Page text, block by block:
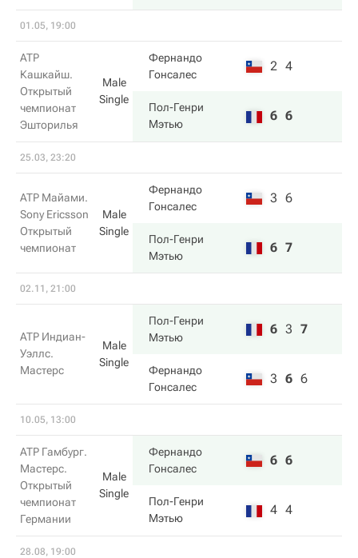
01.05, 19:00
ATP
Кашкайш.
Открытый
чемпионат
Эшторилья
Male
Single
Фернандо
Гонсалес
2 4
Пол-Генри
Мэтью
6 6
25.03, 23:20
ATP Майами.
Sony Ericsson
Открытый
чемпионат
Male
Single
Фернандо
Гонсалес
3 6
Пол-Генри
Мэтью
6 7
02.11, 21:00
ATP Индиан-
Уэллс.
Мастерс
Male
Single
Пол-Генри
Мэтью
6 3 7
Фернандо
Гонсалес
3 6 6
10.05, 13:00
ATP Гамбург.
Мастерс.
Открытый
чемпионат
Германии
Male
Single
Фернандо
Гонсалес
6 6
Пол-Генри
Мэтью
4 4
28.08, 19:00